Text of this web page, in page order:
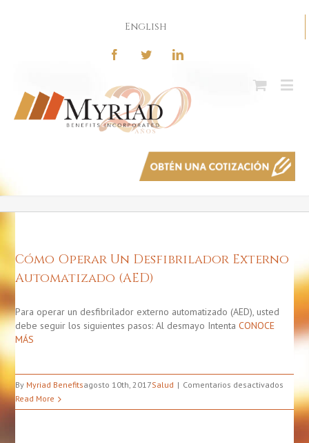
English
Cómo Operar Un Desfibrilador Externo
Automatizado (AED)
Para operar un desfibrilador externo automatizado (AED), usted
debe seguir los siguientes pasos: Al desmayo IntentaCONOCE
MÁS
By Myriad Benefitsagosto 10th, 2017Salud Comentarios desactivados
Cómo
Operar
Read More